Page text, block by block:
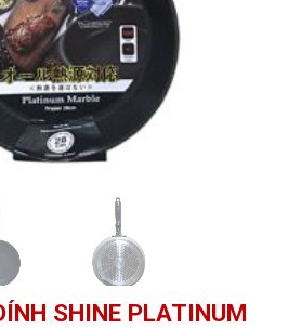
SHINE PLATINUM